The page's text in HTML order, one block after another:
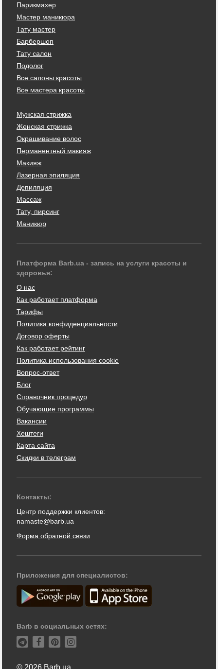
Парикмахер
Мастер маникюра
Тату мастер
Барбершоп
Тату салон
Подолог
Все салоны красоты
Все мастера красоты
Мужская стрижка
Женская стрижка
Окрашивание волос
Перманентный макияж
Макияж
Лазерная эпиляция
Депиляция
Массаж
Тату, пирсинг
Маникюр
Платформа Barb.ua - запись на услуги красоты и
здоровья:
О нас
Как работает платформа
Тарифы
Политика конфиденциальности
Договор оферты
Как работает рейтинг
Политика использования cookie
Вопрос-ответ
Блог
Справочник процедур
Обучающие программы
Вакансии
Хештеги
Карта сайта
Скидки в телеграм
Контакты:
Центр поддержки клиентов:
namaste@barb.ua
Форма обратной связи
Приложения для специалистов:
Barb в социальных сетях:
© 2026 Barb.ua